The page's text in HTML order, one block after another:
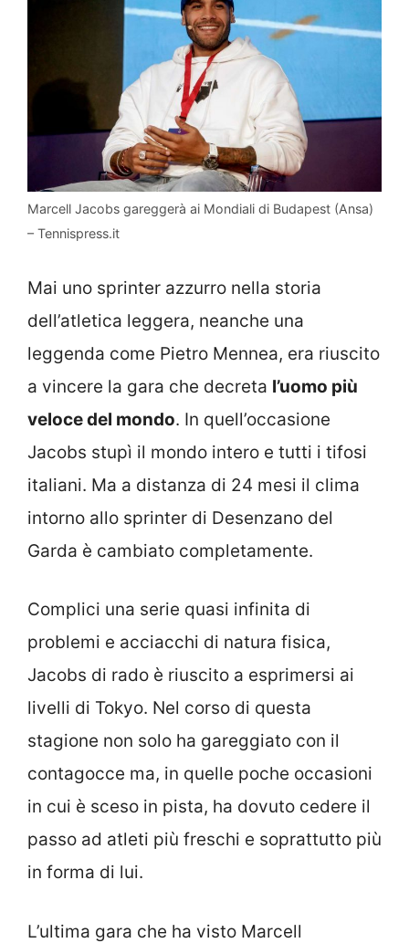
Marcell Jacobs gareggerà ai Mondiali di Budapest (Ansa)
– Tennispress.it
Mai uno sprinter azzurro nella storia
dell’atletica leggera, neanche una
leggenda come Pietro Mennea, era riuscito
a vincere la gara che decreta l’uomo più
veloce del mondo. In quell’occasione
Jacobs stupì il mondo intero e tutti i tifosi
italiani. Ma a distanza di 24 mesi il clima
intorno allo sprinter di Desenzano del
Garda è cambiato completamente.
Complici una serie quasi infinita di
problemi e acciacchi di natura fisica,
Jacobs di rado è riuscito a esprimersi ai
livelli di Tokyo. Nel corso di questa
stagione non solo ha gareggiato con il
contagocce ma, in quelle poche occasioni
in cui è sceso in pista, ha dovuto cedere il
passo ad atleti più freschi e soprattutto più
in forma di lui.
L’ultima gara che ha visto Marcell